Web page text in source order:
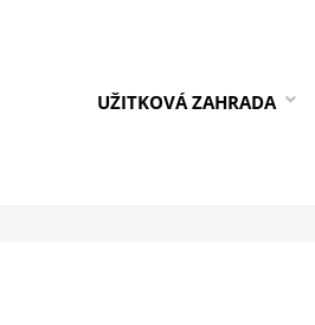
UŽITKOVÁ ZAHRADA